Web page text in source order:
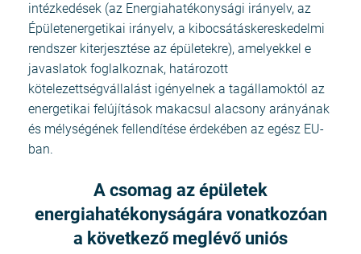
intézkedések (az Energiahatékonysági irányelv, az
Épületenergetikai irányelv, a kibocsátáskereskedelmi
rendszer kiterjesztése az épületekre), amelyekkel e
javaslatok foglalkoznak, határozott
kötelezettségvállalást igényelnek a tagállamoktól az
energetikai felújítások makacsul alacsony arányának
és mélységének fellendítése érdekében az egész EU-
ban.
A csomag az épületek
energiahatékonyságára vonatkozóan
a következő meglévő uniós